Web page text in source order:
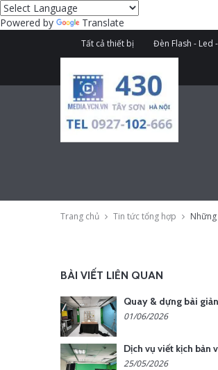
Powered by Translate
Tất cả thiết bị Đèn Flash - Led
Trang chủ Tin tức tổng hợp
BÀI VIẾT LIÊN QUAN
01/06/2026
25/05/2026